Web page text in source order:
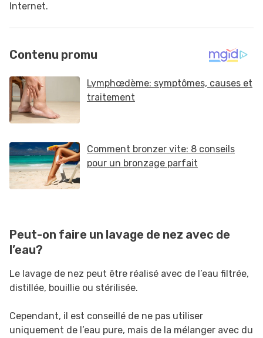
Internet.
Peut-on faire un lavage de nez avec de
l’eau?
Le lavage de nez peut être réalisé avec de l’eau filtrée,
distillée, bouillie ou stérilisée.
Cependant, il est conseillé de ne pas utiliser
uniquement de l’eau pure, mais de la mélanger avec du